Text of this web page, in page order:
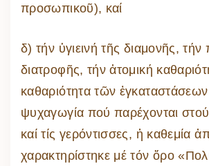
προσωπικοῦ), καί
δ) τήν ὑγιεινή τῆς διαμονῆς,
διατροφῆς, τήν ἀτομική
καθαριότητα τῶν ἐγκαταστάσεων
ψυχαγωγία πού παρέχονται
καί τίς γερόντισσες, ἡ καθεμία
χαρακτηρίστηκε μέ τόν ὅρο